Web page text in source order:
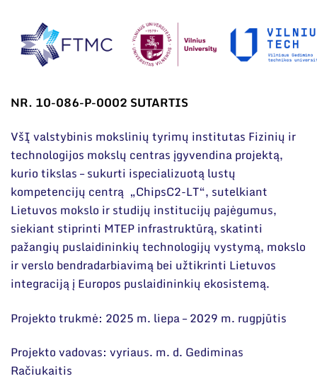
Mokslo projektai
Patentai
Informacija moksleiviams ir mokytojams
Nuo moksleivio iki mokslininko
NR. 10-086-P-0002 SUTARTIS
VšĮ valstybinis mokslinių tyrimų institutas Fizinių ir
technologijos mokslų centras įgyvendina projektą,
kurio tikslas – sukurti ispecializuotą lustų
kompetencijų centrą „ChipsC2-LT“, sutelkiant
Lietuvos mokslo ir studijų institucijų pajėgumus,
siekiant stiprinti MTEP infrastruktūrą, skatinti
pažangių puslaidininkių technologijų vystymą, mokslo
ir verslo bendradarbiavimą bei užtikrinti Lietuvos
integraciją į Europos puslaidininkių ekosistemą.
Projekto trukmė: 2025 m. liepa – 2029 m. rugpjūtis
Projekto vadovas: vyriaus. m. d. Gediminas
Račiukaitis